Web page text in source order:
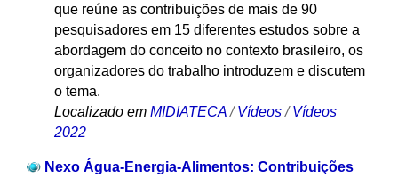
que reúne as contribuições de mais de 90
pesquisadores em 15 diferentes estudos sobre a
abordagem do conceito no contexto brasileiro, os
organizadores do trabalho introduzem e discutem
o tema.
Localizado em MIDIATECA /Vídeos /Vídeos
2022
Nexo Água-Energia-Alimentos: Contribuições